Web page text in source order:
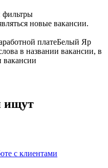
фильтры
новые вакансии.
платеБелый Яр
в названии вакансии, в
вакансии
ищут
с клиентами